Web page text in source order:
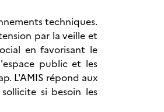
techniques.
par la veille et
en favorisant le
public et les
L'AMIS répond aux
si besoin les